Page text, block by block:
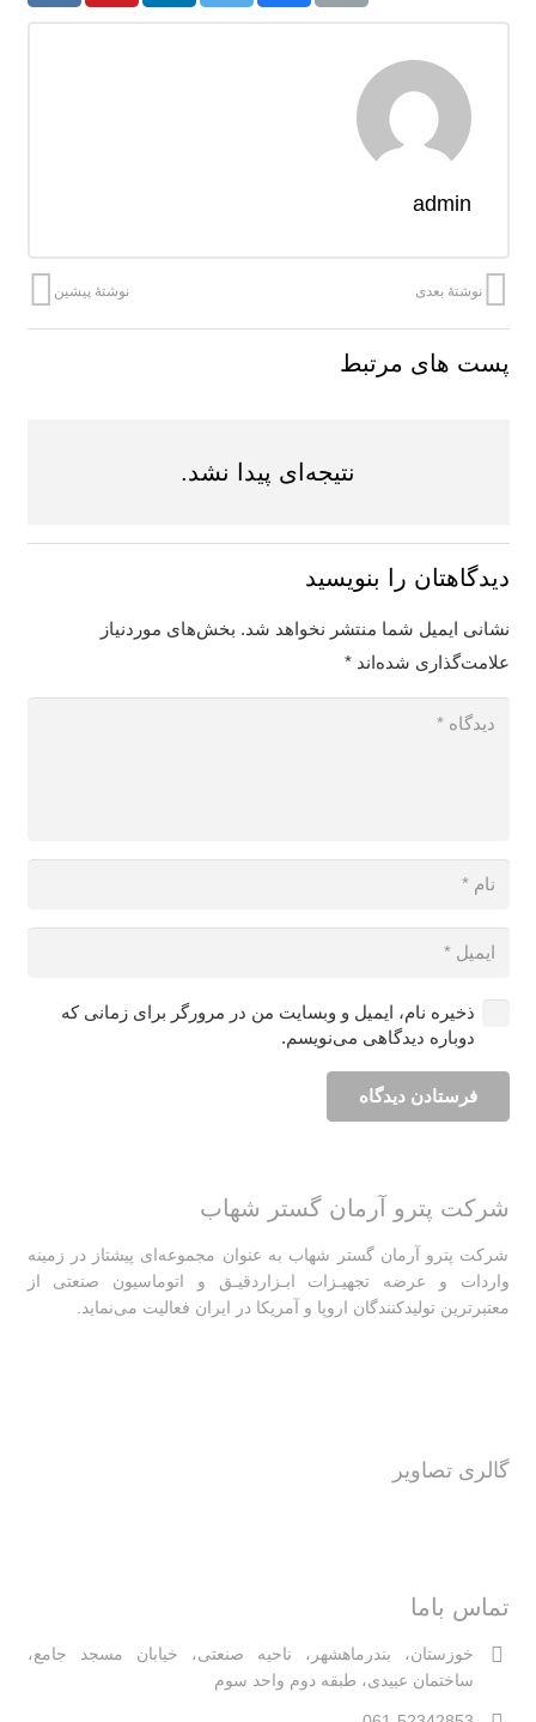
admin
نوشتهٔ پیشین نوشتهٔ بعدی
پست های مرتبط
نتیجه‌ای پیدا نشد.
دیدگاهتان را بنویسید
نشانی ایمیل شما منتشر نخواهد شد. بخش‌های موردنیاز
علامت‌گذاری شده‌اند*
ذخیره نام، ایمیل و وبسایت من در مرورگر برای زمانی که
دوباره دیدگاهی می‌نویسم.
فرستادن دیدگاه
شرکت پترو آرمان گستر شهاب
شرکت پترو آرمان گستر شهاب به عنوان مجموعه‌ای پیشتاز در زمینه
واردات و عرضه تجهیـزات ابـزاردقیـق و اتوماسیون صنعتی از
معتبرترین تولیدکنندگان اروپا و آمریکا در ایران فعالیت‌‌ می‌نماید.
گالری تصاویر
تماس باما
خوزستان، بندرماهشهر، ناحیه صنعتی، خیابان مسجد جامع،
ساختمان عبیدی، طبقه دوم واحد سوم